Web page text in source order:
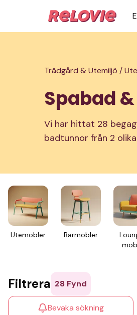
Trädgård & Utemiljö /
Spabad
Vi har hittat 28
badtunnor från 2
Ute­möbler Bar­möbler
Filtrera 28 Fynd
Bevaka sökning